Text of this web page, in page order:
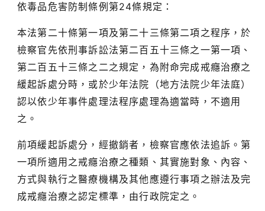
依毒品危害防制條例第24條規定：
本法第二十條第一項及第二十三條第二項之程序，於
檢察官先依刑事訴訟法第二百五十三條之一第一項、
第二百五十三條之二之規定，為附命完成戒癮治療之
緩起訴處分時，或於少年法院（地方法院少年法庭）
認以依少年事件處理法程序處理為適當時，不適用
之。
前項緩起訴處分，經撤銷者，檢察官應依法追訴。第
一項所適用之戒癮治療之種類、其實施對象、內容、
方式與執行之醫療機構及其他應遵行事項之辦法及完
成戒癮治療之認定標準，由行政院定之。